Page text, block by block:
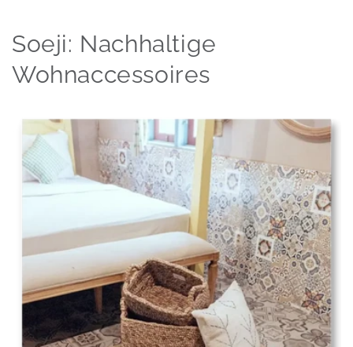
Soeji: Nachhaltige
Wohnaccessoires